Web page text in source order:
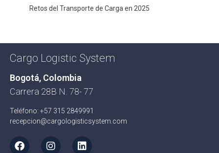
Retos del Transporte de Carga en 2025
Cargo Logistic System
Bogotá, Colombia
Carrera 28B N. 78- 77
Teléfono: +57 315 2849991
recepcion@cargologisticsystem.com